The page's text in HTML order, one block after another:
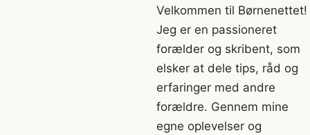
Velkommen til Børnenettet!
Jeg er en passioneret
forælder og skribent, som
elsker at dele tips, råd og
erfaringer med andre
forældre. Gennem mine
egne oplevelser og